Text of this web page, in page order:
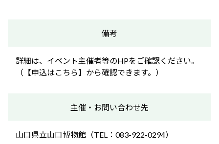
備考
詳細は、イベント主催者等のHPをご確認ください。
（【申込はこちら】から確認できます。）
主催・お問い合わせ先
山口県立山口博物館（TEL：083-922-0294）